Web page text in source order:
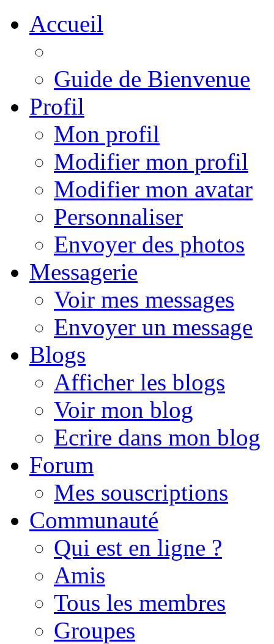
Accueil
Guide de Bienvenue
Profil
Mon profil
Modifier mon profil
Modifier mon avatar
Personnaliser
Envoyer des photos
Messagerie
Voir mes messages
Envoyer un message
Blogs
Afficher les blogs
Voir mon blog
Ecrire dans mon blog
Forum
Mes souscriptions
Communauté
Qui est en ligne ?
Amis
Tous les membres
Groupes